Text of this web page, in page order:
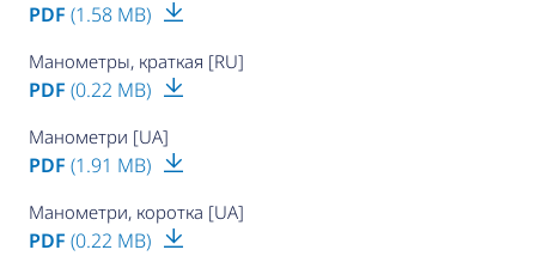
PDF (1.58 MB)
Манометры, краткая [RU]
PDF (0.22 MB)
Манометри [UA]
PDF (1.91 MB)
Манометри, коротка [UA]
PDF (0.22 MB)